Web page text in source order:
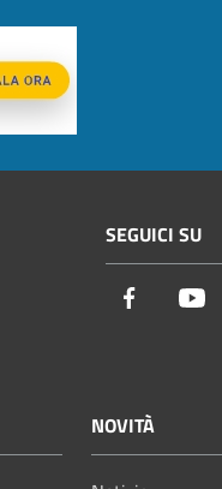
SEGUICI SU
Facebook
NOVITÀ